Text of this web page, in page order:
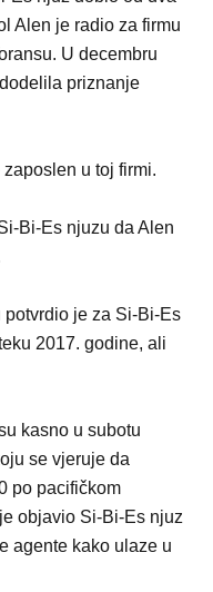
Alen je radio za firmu
U decembru
priznanje
u toj firmi.
Bi-Es njuzu da Alen
je za Si-Bi-Es
2017. godine, ali
kasno u subotu
se vjeruje da
po pacifičkom
objavio Si-Bi-Es njuz
agente kako ulaze u